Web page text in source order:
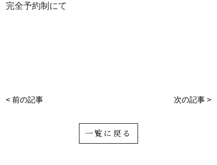
お気軽にお問い合わせください。
完全予約制にて
< 前の記事 次の記事 >
一覧に戻る